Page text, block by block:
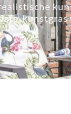
kunstgras